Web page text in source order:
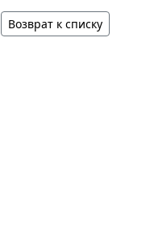
Возврат к списку